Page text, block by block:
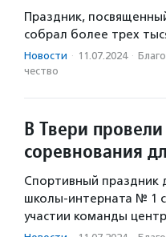
Праздник,
собрал более трех
Новости · 11.07.2024 ·
чест­во
В Твери
соревнования
Спортивный праздник
школы-интерната № 1
участии команды